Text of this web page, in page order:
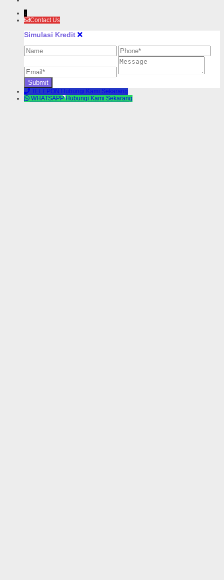
↓
Contact Us
Simulasi Kredit
TELEPON Hubungi Kami Sekarang
WHATSAPP Hubungi Kami Sekarang